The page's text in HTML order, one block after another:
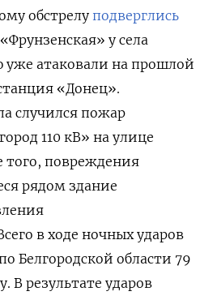
обстрелу подверглись
у села
уже атаковали на прошлой
«Донец».
случился пожар
110 кВ» на улице
того, повреждения
рядом здание
в ходе ночных ударов
Белгородской области 79
В результате ударов